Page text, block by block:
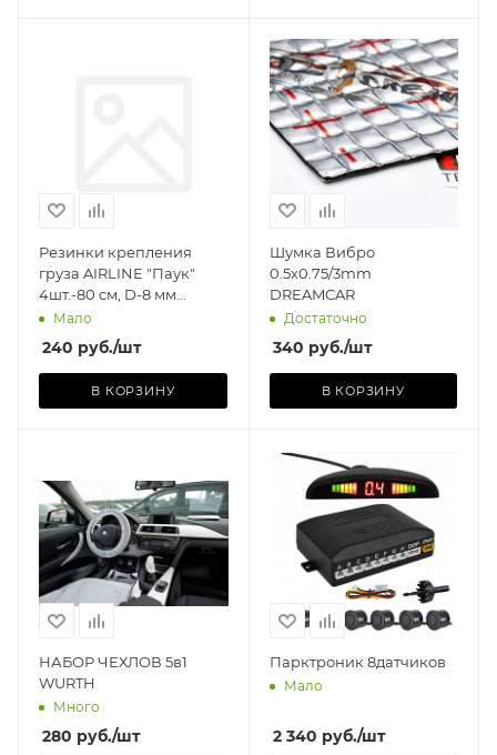
Резинки крепления
груза AIRLINE "Паук"
4шт.-80 см, D-8 мм
(металлические крючки)
Мало
240 руб./шт
В КОРЗИНУ
Шумка Вибро
0.5x0.75/3mm
DREAMCAR
Достаточно
340 руб./шт
В КОРЗИНУ
НАБОР ЧЕХЛОВ 5в1
WURTH
Много
280 руб./шт
КИТАЙ
Базовая единица
шт
Парктроник 8датчиков
Мало
2 340 руб./шт